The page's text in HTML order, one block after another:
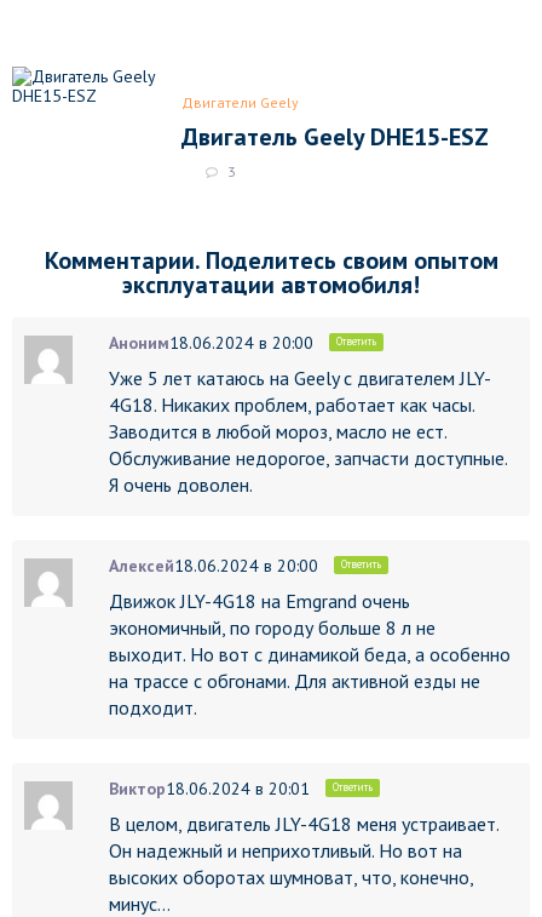
Двигатели Geely
Двигатель Geely DHE15-ESZ
3
Комментарии. Поделитесь своим опытом
эксплуатации автомобиля!
Аноним18.06.2024 в 20:00 Ответить
Уже 5 лет катаюсь на Geely с двигателем JLY-
4G18. Никаких проблем, работает как часы.
Заводится в любой мороз, масло не ест.
Обслуживание недорогое, запчасти доступные.
Я очень доволен.
Алексей18.06.2024 в 20:00 Ответить
Движок JLY-4G18 на Emgrand очень
экономичный, по городу больше 8 л не
выходит. Но вот с динамикой беда, а особенно
на трассе с обгонами. Для активной езды не
подходит.
Виктор18.06.2024 в 20:01 Ответить
В целом, двигатель JLY-4G18 меня устраивает.
Он надежный и неприхотливый. Но вот на
высоких оборотах шумноват, что, конечно,
минус…